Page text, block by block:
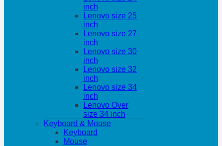
inch
Lenovo size 25
inch
Lenovo size 27
inch
Lenovo size 30
inch
Lenovo size 32
inch
Lenovo size 34
inch
Lenovo Over
size 34 inch
Keyboard & Mouse
Keyboard
Mouse